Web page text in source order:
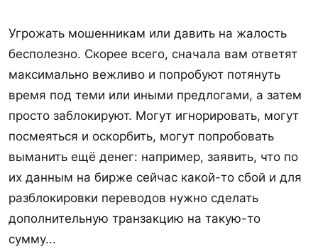
Угрожать мошенникам или давить на жалость
бесполезно. Скорее всего, сначала вам ответят
максимально вежливо и попробуют потянуть
время под теми или иными предлогами, а затем
просто заблокируют. Могут игнорировать, могут
посмеяться и оскорбить, могут попробовать
выманить ещё денег: например, заявить, что по
их данным на бирже сейчас какой-то сбой и для
разблокировки переводов нужно сделать
дополнительную транзакцию на такую-то
сумму...